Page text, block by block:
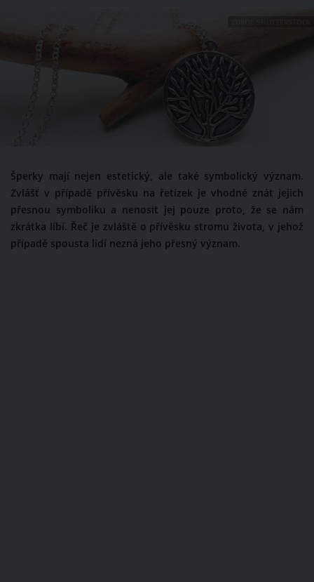
Šperky mají nejen estetický, ale také symbolický význam.
Zvlášť v případě přívěsku na řetízek je vhodné znát jejich
přesnou symboliku a nenosit jej pouze proto, že se nám
zkrátka líbí. Řeč je zvláště o přívěsku stromu života, v jehož
případě spousta lidí nezná jeho přesný význam.